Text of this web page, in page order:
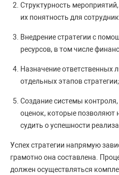
Структурность
их понятность для
Внедрение стратегии с
ресурсов, в том числе
Назначение ответственных
отдельных этапов стратегии;
Создание системы
оценок, которые позволяют
судить о успешности
Успех стратегии напрямую
грамотно она составлена.
должен осуществляться